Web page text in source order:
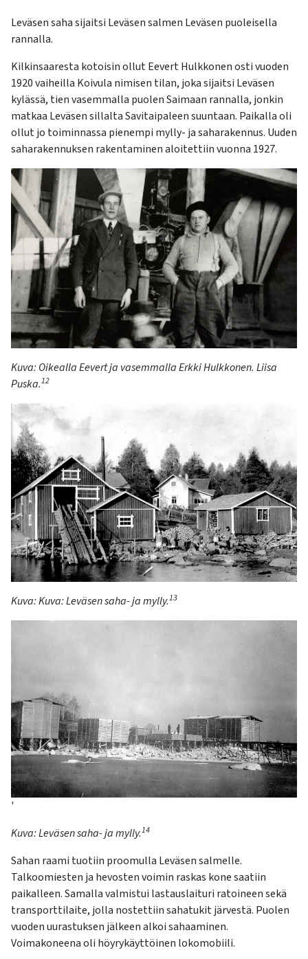
Leväsen saha sijaitsi Leväsensalmen Leväsen puoleisella
rannalla.
Kilkinsaaresta kotoisin ollut Eevert Hulkkonen osti vuoden
1920 vaiheilla Koivula nimisen tilan, joka sijaitsi Leväsen
kylässä, tien vasemmalla puolen Saimaan rannalla, jonkin
matkaa Leväsen sillalta Savitaipaleen suuntaan. Paikalla oli
ollut jo toiminnassa pienempi mylly- jasaharakennus. Uuden
saharakennuksen rakentaminen aloitettiin vuonna 1927.
Kuva:Oikealla Eevert ja vasemmalla Erkki Hulkkonen. Liisa
Puska.12
Kuva:Kuva: Leväsen saha- ja mylly.13
'
Kuva:Leväsen saha- ja mylly.14
Sahan raami tuotiin proomulla Leväsen salmelle.
Talkoomiesten ja hevosten voimin raskas kone saatiin
paikalleen. Samalla valmistui lastauslaituri ratoineen sekä
transporttilaite, jolla nostettiin sahatukit järvestä. Puolen
vuoden uurastuksen jälkeen alkoi sahaaminen.
Voimakoneena oli höyrykäyttöinen lokomobiili.